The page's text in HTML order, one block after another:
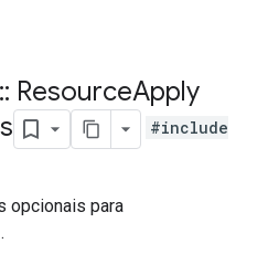
:: ResourceApply
#include
opcionais para
.